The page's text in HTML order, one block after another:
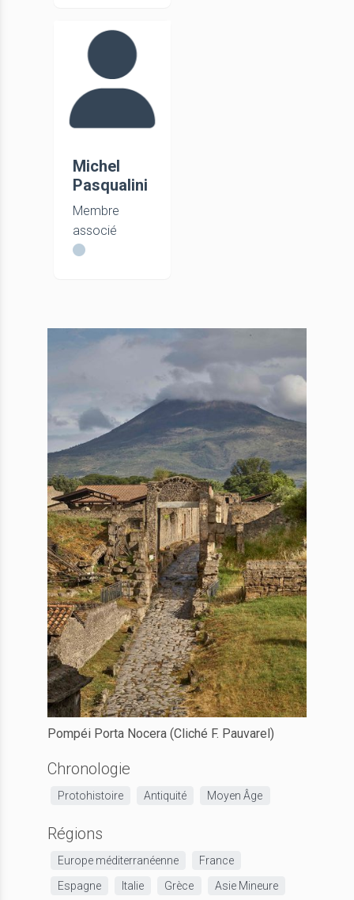
Michel
Pasqualini
Membre
associé
Pompéi Porta Nocera (Cliché F. Pauvarel)
Chronologie
Protohistoire Antiquité Moyen Âge
Régions
Europe méditerranéenne
France
Espagne
Italie Grèce Asie Mineure